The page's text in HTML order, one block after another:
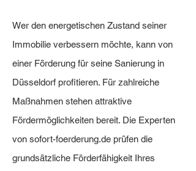
Wer den energetischen Zustand seiner
Immobilie verbessern möchte, kann von
einer Förderung für seine Sanierung in
Düsseldorf profitieren. Für zahlreiche
Maßnahmen stehen attraktive
Fördermöglichkeiten bereit. Die Experten
von sofort-foerderung.de prüfen die
grundsätzliche Förderfähigkeit Ihres